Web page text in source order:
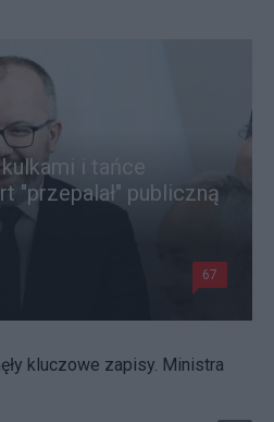
i tańce
"przepalał" publiczną
67
kluczowe zapisy. Ministra